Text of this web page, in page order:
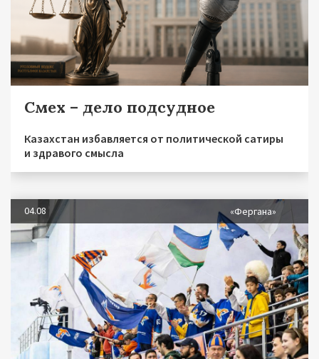
Смех – дело подсудное
Казахстан избавляется от политической сатиры
и здравого смысла
04.08 «Фергана»